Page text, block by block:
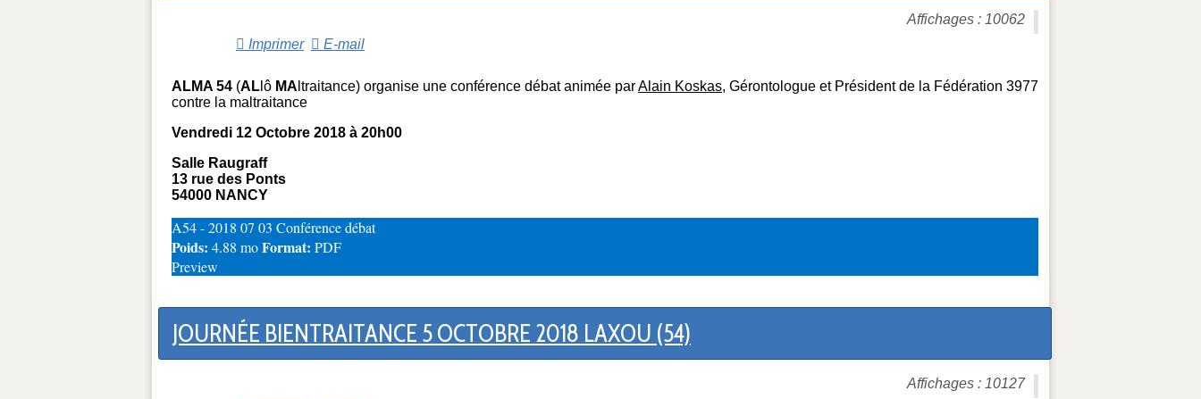
Affichages : 10062
Imprimer
E-mail
ALMA 54 (AL lô MA ltraitance) organise une conférence débat animée parAlain Koskas, Gérontologue et Président de la Fédération 3977
contre la maltraitance
Vendredi 12 Octobre 2018 à 20h00
Salle Raugraff
13 rue des Ponts
54000 NANCY
A54 - 2018 07 03 Conférence débat
Poids: 4.88 moFormat: PDF
Preview
JOURNÉE BIENTRAITANCE 5 OCTOBRE 2018 LAXOU (54)
Affichages : 10127